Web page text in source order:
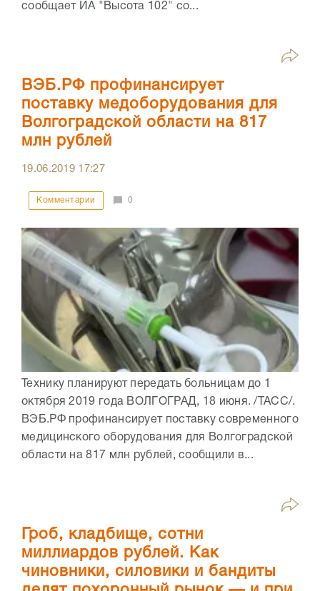
сообщает ИА "Высота 102" со...
ВЭБ.РФ профинансирует
поставку медоборудования для
Волгоградской области на 817
млн рублей
19.06.2019 17:27
Комментарии 0
Технику планируют передать больницам до 1
октября 2019 года ВОЛГОГРАД, 18 июня. /ТАСС/.
ВЭБ.РФ профинансирует поставку современного
медицинского оборудования для Волгоградской
области на 817 млн рублей, сообщили в...
Гроб, кладбище, сотни
миллиардов рублей. Как
чиновники, силовики и бандиты